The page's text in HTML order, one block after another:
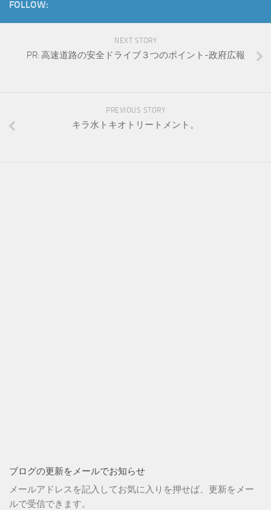
FOLLOW:
NEXT STORY
PR: 高速道路の安全ドライブ３つのポイント-政府広報
PREVIOUS STORY
キラ水トキオトリートメント。
ブログの更新をメールでお知らせ
メールアドレスを記入してお気に入りを押せば、更新をメー
ルで受信できます。